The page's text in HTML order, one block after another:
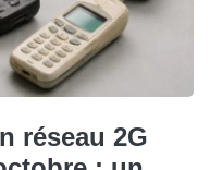
réseau 2G